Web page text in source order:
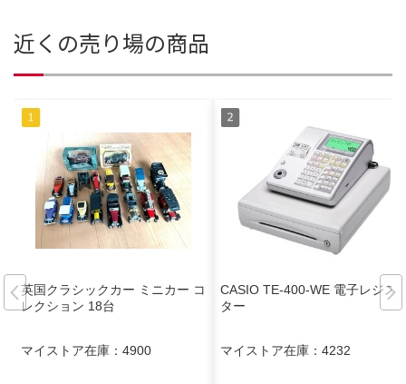
近くの売り場の商品
英国クラシックカー ミニカー コ
レクション 18台
マイストア在庫： 4900
CASIO TE-400-WE 電子レジス
ター
マイストア在庫： 4232